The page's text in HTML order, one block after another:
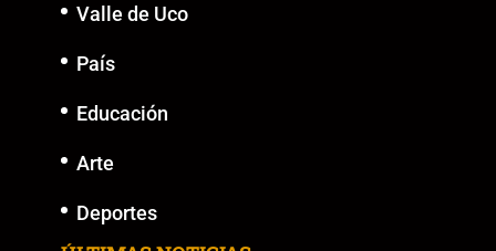
Valle de Uco
País
Educación
Arte
Deportes